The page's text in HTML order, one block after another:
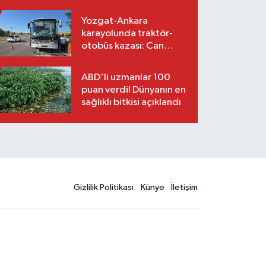
Yozgat-Ankara
karayolunda traktör-
otobüs kazası: Can
ABD'li uzmanlar 100
puan verdi! Dünyanın en
sağlıklı bitkisi açıklandı
Gizlilik Politikası Künye İletişim